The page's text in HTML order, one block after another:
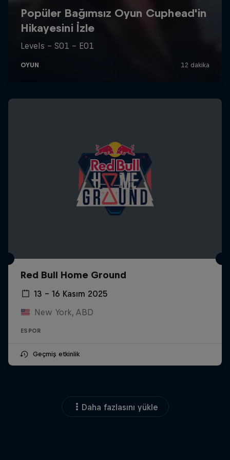
Red Bull Home Ground
13 – 16 Kasım 2025
New York, ABD
ESPOR
Geçmiş etkinlik
Daha fazlasını yükle